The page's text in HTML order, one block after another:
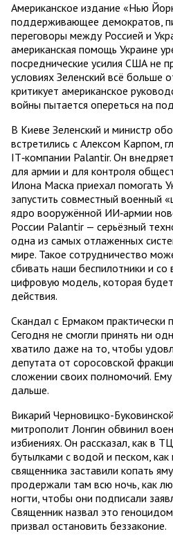
Американское издание «Нью
поддерживающее демократов,
переговоры между Россией и
американская помощь Украине
посреднические усилия США не
условиях Зеленский всё больше
критикует американское
войны пытается опереться на
В Киеве Зеленский и министр
встретились с Алексом Карпом,
IT‑компании Palantir. Он
для армии и для контроля
Илона Маска приехал помогать
запустить совместный военный
ядро вооружённой ИИ‑армии
России Palantir — серьёзный
одна из самых отлаженных
мире. Такое сотрудничество
сбивать наши беспилотники и
цифровую модель, которая
действия.
Скандал с Ермаком практически
Сегодня не смогли принять ни
хватило даже на то, чтобы
депутата от соросовской
сложении своих полномочий.
дальше.
Викарий Черновицко-
митрополит Лонгин обвинил
избиениях. Он рассказал, как в
бутылками с водой и песком,
священника заставили копать
продержали там всю ночь, как
ногти, чтобы они подписали
Священник назвал это
призвал остановить беззаконие.